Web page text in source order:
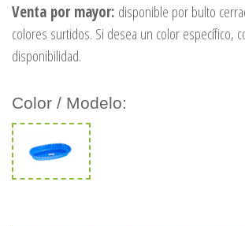
Venta por mayor: disponible por bulto
colores surtidos. Si desea un color específico,
disponibilidad.
Color / Modelo: